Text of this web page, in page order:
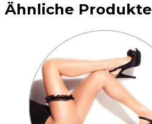
Ähnliche Produkte